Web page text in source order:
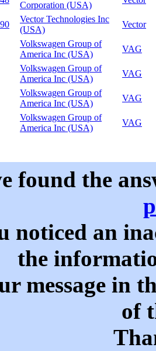
Corporation (USA)
Vector Technologies Inc
(USA)
Vector
Volkswagen Group of
America Inc (USA)
VAG
Volkswagen Group of
America Inc (USA)
VAG
Volkswagen Group of
America Inc (USA)
VAG
Volkswagen Group of
America Inc (USA)
VAG
found the
noticed an
the
message in
of